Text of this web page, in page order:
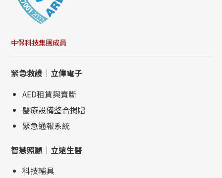
中保科技集團成員
緊急救護｜立偉電子
AED租賃與賣斷
醫療設備整合捐贈
緊急通報系統
智慧照顧｜立遠生醫
科技輔具